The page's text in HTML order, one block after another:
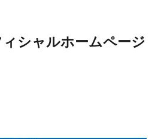
シャルホームページ